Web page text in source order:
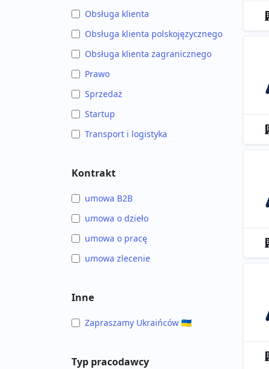
Obsługa klienta
Obsługa klienta polskojęzycznego
Obsługa klienta zagranicznego
Prawo
Sprzedaż
Startup
Transport i logistyka
Kontrakt
umowa B2B
umowa o dzieło
umowa o pracę
umowa zlecenie
Inne
Zapraszamy Ukraińców 🇺🇦
Typ pracodawcy